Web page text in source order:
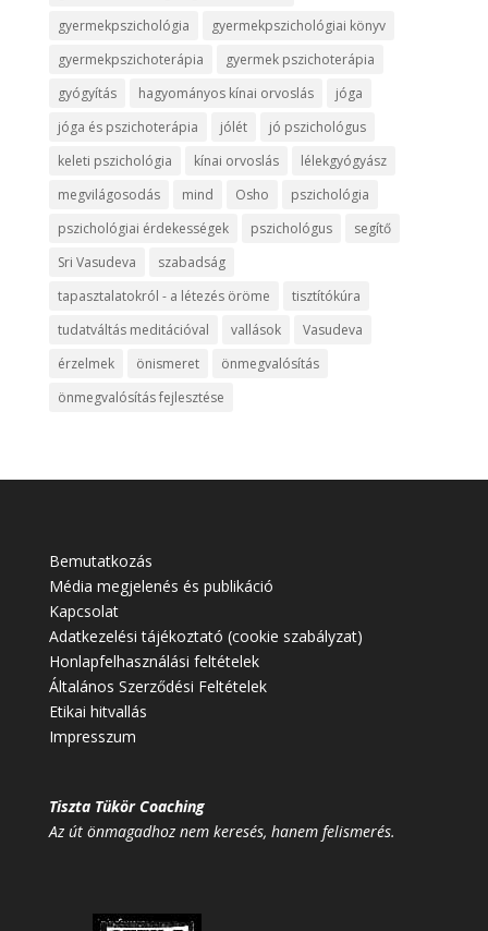
gyermekpszichológia
gyermekpszichológiai könyv
gyermekpszichoterápia
gyermek pszichoterápia
gyógyítás
hagyományos kínai orvoslás
jóga
jóga és pszichoterápia
jólét
jó pszichológus
keleti pszichológia
kínai orvoslás
lélekgyógyász
megvilágosodás
mind Osho
pszichológia
pszichológiai érdekességek
pszichológus
segítő
Sri Vasudeva
szabadság
tapasztalatokról - a létezés öröme
tisztítókúra
tudatváltás meditációval
vallások
Vasudeva
érzelmek
önismeret
önmegvalósítás
önmegvalósítás fejlesztése
Bemutatkozás
Média megjelenés és publikáció
Kapcsolat
Adatkezelési tájékoztató (cookie szabályzat)
Honlapfelhasználási feltételek
Általános Szerződési Feltételek
Etikai hitvallás
Impresszum
Tiszta Tükör Coaching
Az út önmagadhoz nem keresés, hanem felismerés.